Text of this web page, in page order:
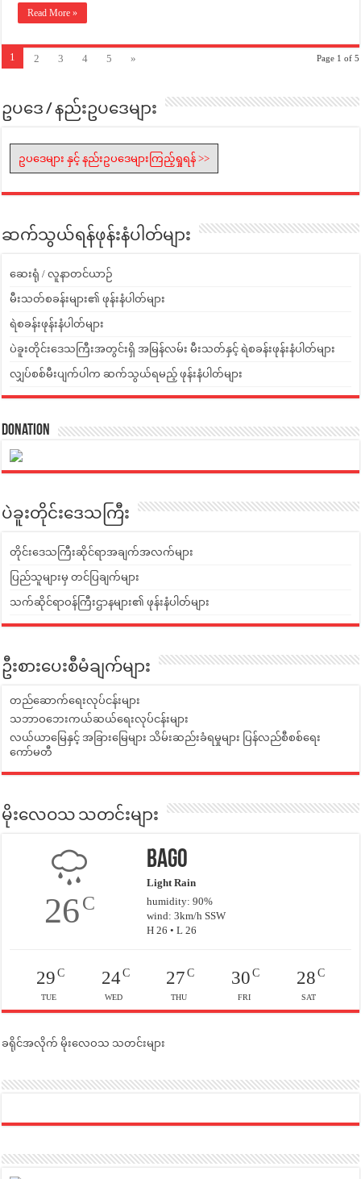
Read More »
Page 1 of 5
1 2 3 4 5 »
ဥပဒေ / နည်းဥပဒေများ
ဥပဒေများ နှင့် နည်းဥပဒေများကြည့်ရှုရန် >>
ဆက်သွယ်ရန်ဖုန်းနံပါတ်များ
ဆေးရုံ / လူနာတင်ယာဉ်
မီးသတ်စခန်းများ၏ ဖုန်းနံပါတ်များ
ရဲစခန်းဖုန်းနံပါတ်များ
ပဲခူးတိုင်းဒေသကြီးအတွင်းရှိ အမြန်လမ်း မီးသတ်နှင့် ရဲစခန်းဖုန်းနံပါတ်များ
လျှပ်စစ်မီးပျက်ပါက ဆက်သွယ်ရမည့် ဖုန်းနံပါတ်များ
Donation
ပဲခူးတိုင်းဒေသကြီး
တိုင်းဒေသကြီးဆိုင်ရာအချက်အလက်များ
ပြည်သူများမှ တင်ပြချက်များ
သက်ဆိုင်ရာဝန်ကြီးဌာနများ၏ ဖုန်းနံပါတ်များ
ဦးစားပေးစီမံချက်များ
တည်ဆောက်ရေးလုပ်ငန်းများ
သဘာဝဘေးကယ်ဆယ်ရေးလုပ်ငန်းများ
လယ်ယာမြေနှင့် အခြားမြေများ သိမ်းဆည်းခံရမှုများ ပြန်လည်စီစစ်ရေး
ကော်မတီ
မိုးလေဝသ သတင်းများ
26C
Bago
Light Rain
humidity: 90%
wind: 3km/h SSW
H 26 • L 26
29C
TUE
24C
WED
27 C
THU
30C
FRI
28C
SAT
ခရိုင်အလိုက် မိုးလေဝသ သတင်းများ